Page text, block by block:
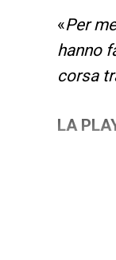
«Per
hanno
corsa
LA